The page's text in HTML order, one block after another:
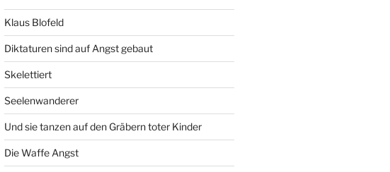
Klaus Blofeld
Diktaturen sind auf Angst gebaut
Skelettiert
Seelenwanderer
Und sie tanzen auf den Gräbern toter Kinder
Die Waffe Angst